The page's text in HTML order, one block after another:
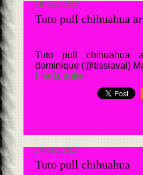
18 mars 2017
Tuto pull chihuahua
Tuto pull chihuahua
dominique (@tissiaval)
Lire la suite
14 mars 2017
Tuto pull chihuahua